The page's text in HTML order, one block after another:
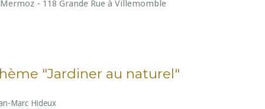
Mermoz - 118 Grande Rue à Villemomble
"Jardiner au naturel"
Marc Hideux